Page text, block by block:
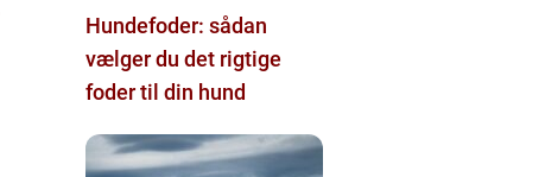
Hundefoder: sådan
vælger du det rigtige
foder til din hund